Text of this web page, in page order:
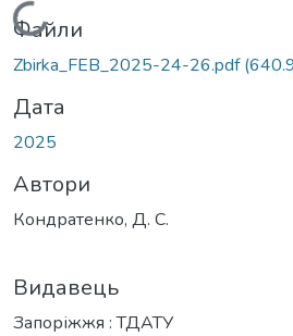
Вантажиться...
Файли
Zbirka_FEB_2025-24-26.pdf
Дата
2025
Автори
Кондратенко, Д. С.
Видавець
Запоріжжя : ТДАТУ